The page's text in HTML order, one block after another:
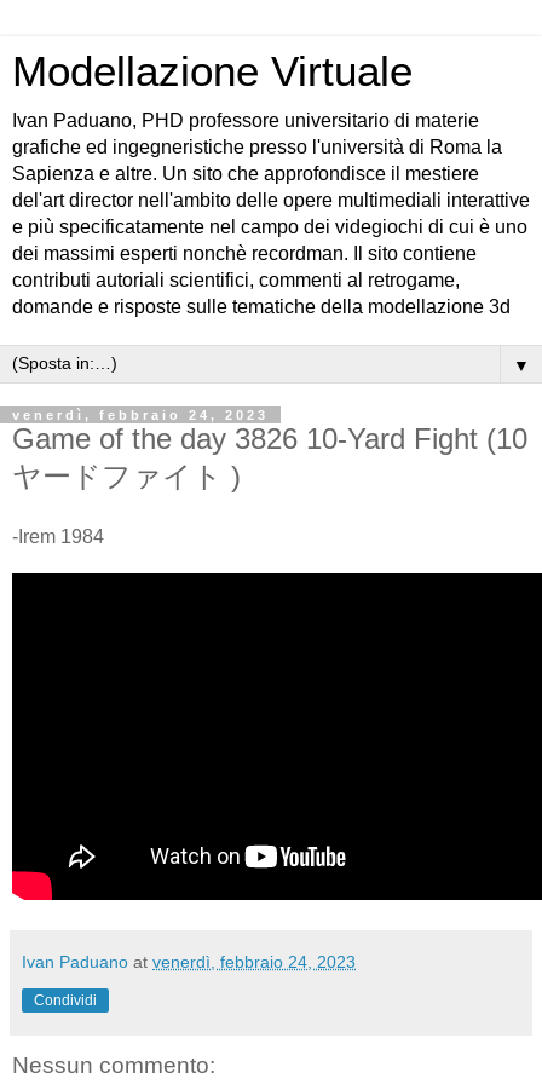
Modellazione Virtuale
Ivan Paduano, PHD professore universitario di materie
grafiche ed ingegneristiche presso l'università di Roma la
Sapienza e altre. Un sito che approfondisce il mestiere
del'art director nell'ambito delle opere multimediali interattive
e più specificatamente nel campo dei videgiochi di cui è uno
dei massimi esperti nonchè recordman. Il sito contiene
contributi autoriali scientifici, commenti al retrogame,
domande e risposte sulle tematiche della modellazione 3d
▼
venerdì, febbraio 24, 2023
Game of the day 3826 10-Yard Fight (10
ヤードファイト )
-Irem 1984
Ivan Paduano at venerdì, febbraio 24, 2023
Condividi
Nessun commento: